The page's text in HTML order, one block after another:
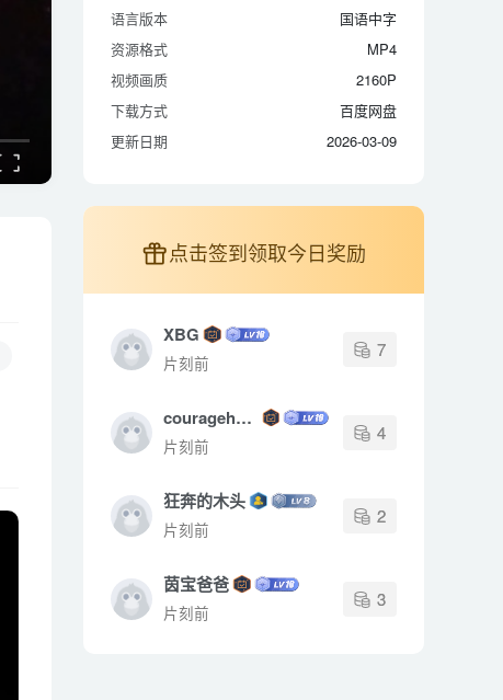
资源格式
MP4
视频画质
2160P
下载方式
百度网盘
更新日期
2026-03-09
语言版本
国语中字
资源格式
MP4
视频画质
2160P
下载方式
百度网盘
更新日期
2026-03-09
点击签到领取今日奖励
XBG
片刻前
7
couragehong
片刻前
4
狂奔的木头
片刻前
2
茵宝爸爸
片刻前
3